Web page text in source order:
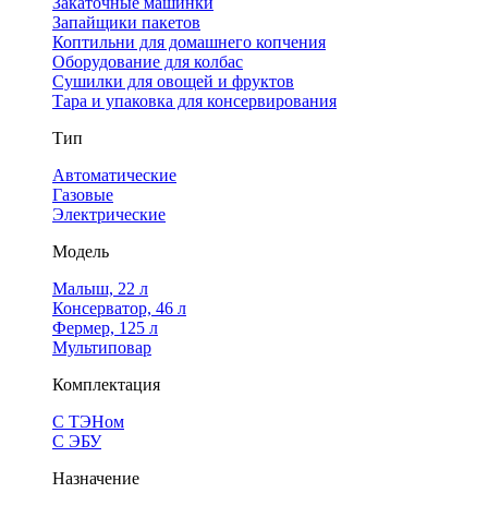
Запайщики пакетов
Коптильни для домашнего копчения
Оборудование для колбас
Сушилки для овощей и фруктов
Тара и упаковка для консервирования
Тип
Автоматические
Газовые
Электрические
Модель
Малыш, 22 л
Консерватор, 46 л
Фермер, 125 л
Мультиповар
Комплектация
С ТЭНом
С ЭБУ
Назначение